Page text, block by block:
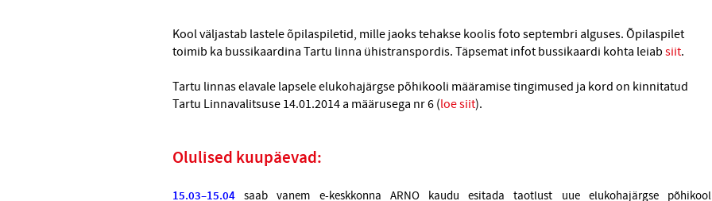
Kool väljastab lastele õpilaspiletid, mille jaoks tehakse koolis foto septembri alguses. Õpilaspilet
toimib ka bussikaardina Tartu linna ühistranspordis. Täpsemat infot bussikaardi kohta leiab siit.
Tartu linnas elavale lapsele elukohajärgse põhikooli määramise tingimused ja kord on kinnitatud
Tartu Linnavalitsuse 14.01.2014 a määrusega nr 6 (loe siit).
Olulised kuupäevad:
15.03–15.04 saab vanem e-keskkonna ARNO kaudu esitada taotlust uue elukohajärgse